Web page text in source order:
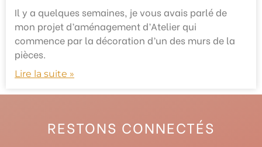
Il y a quelques semaines, je vous avais parlé de
mon projet d’aménagement d’Atelier qui
commence par la décoration d’un des murs de la
pièces.
Lire la suite »
RESTONS CONNECTÉS